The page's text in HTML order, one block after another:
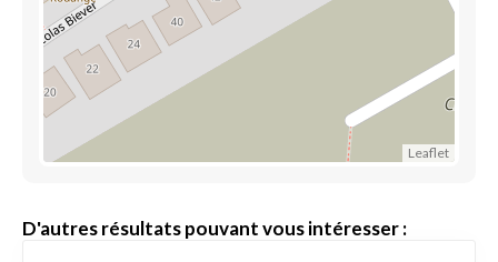
Leaflet
D'autres résultats pouvant vous intéresser :